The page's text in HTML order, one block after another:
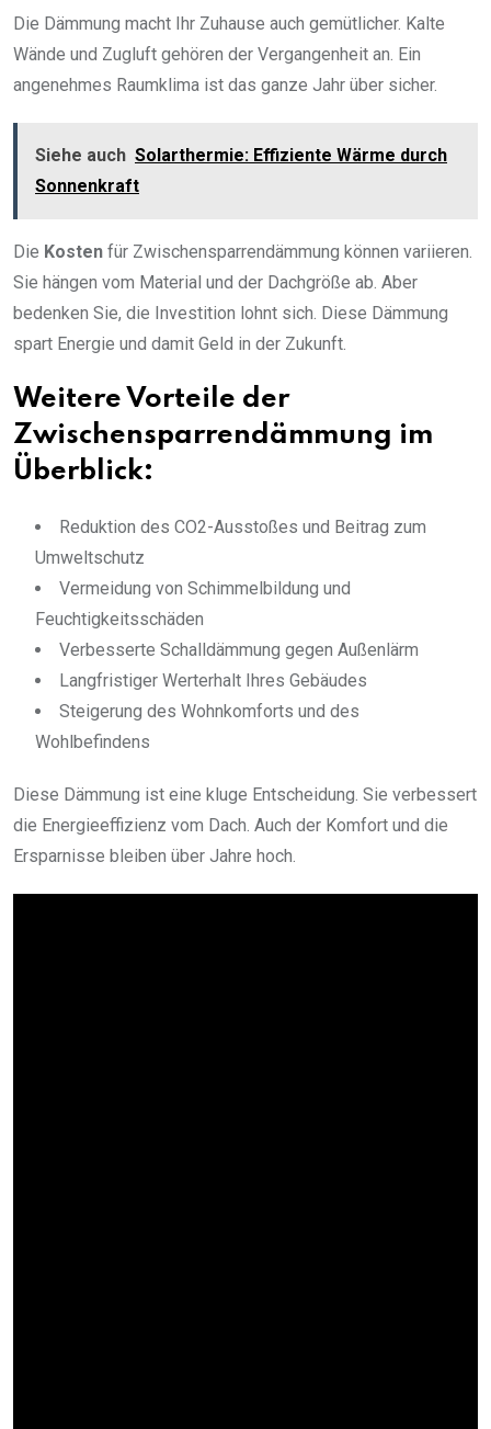
Die Dämmung macht Ihr Zuhause auch gemütlicher. Kalte
Wände und Zugluft gehören der Vergangenheit an. Ein
angenehmes Raumklima ist das ganze Jahr über sicher.
Siehe auch Solarthermie: Effiziente Wärme durch
Sonnenkraft
Die Kosten für Zwischensparrendämmung können variieren.
Sie hängen vom Material und der Dachgröße ab. Aber
bedenken Sie, die Investition lohnt sich. Diese Dämmung
spart Energie und damit Geld in der Zukunft.
Weitere Vorteile der
Zwischensparrendämmung im
Überblick:
Reduktion des CO2-Ausstoßes und Beitrag zum
Umweltschutz
Vermeidung von Schimmelbildung und
Feuchtigkeitsschäden
Verbesserte Schalldämmung gegen Außenlärm
Langfristiger Werterhalt Ihres Gebäudes
Steigerung des Wohnkomforts und des
Wohlbefindens
Diese Dämmung ist eine kluge Entscheidung. Sie verbessert
die Energieeffizienz vom Dach. Auch der Komfort und die
Ersparnisse bleiben über Jahre hoch.